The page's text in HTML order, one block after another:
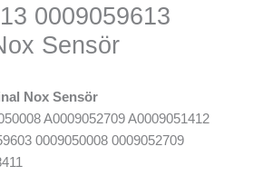
0009059613
Sensör
Nox Sensör
A0009052709 A0009051412
0009050008 0009052709